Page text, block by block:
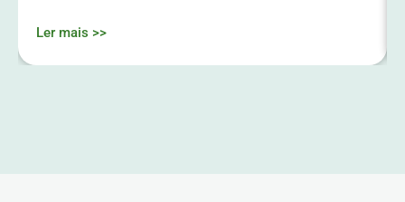
Ler mais >>